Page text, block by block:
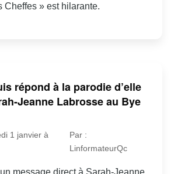
Cheffes » est hilarante.
répond à la parodie d’elle
Jeanne Labrosse au Bye
1 janvier à
Par :
LinformateurQc